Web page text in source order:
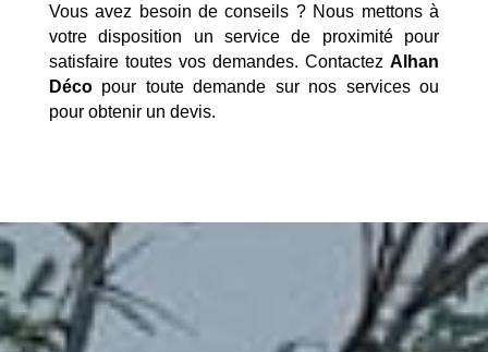
Vous avez besoin de conseils ? Nous mettons à
votre disposition un service de proximité pour
satisfaire toutes vos demandes. ContactezAlhan
Décopour toute demande sur nos services ou
pour obtenir un devis.